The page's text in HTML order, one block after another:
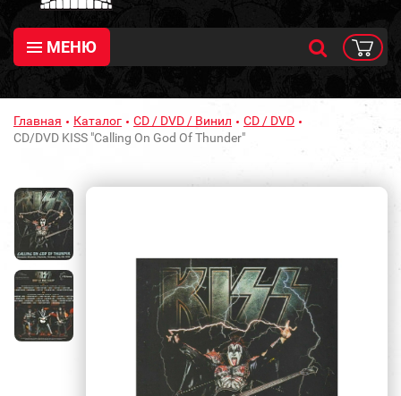
МЕНЮ
Главная Каталог CD / DVD / Винил
CD / DVD
CD/DVD KISS "Calling On God Of Thunder"